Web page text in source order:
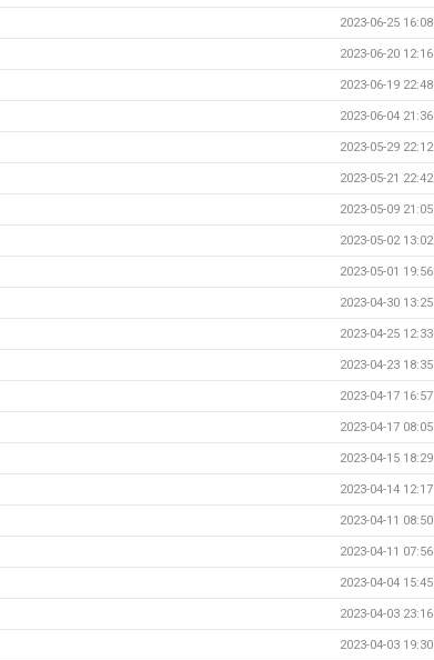
2023-06-25 16:08
2023-06-20 12:16
2023-06-19 22:48
2023-06-04 21:36
2023-05-29 22:12
2023-05-21 22:42
2023-05-09 21:05
2023-05-02 13:02
2023-05-01 19:56
2023-04-30 13:25
2023-04-25 12:33
2023-04-23 18:35
2023-04-17 16:57
2023-04-17 08:05
2023-04-15 18:29
2023-04-14 12:17
2023-04-11 08:50
2023-04-11 07:56
2023-04-04 15:45
2023-04-03 23:16
2023-04-03 19:30